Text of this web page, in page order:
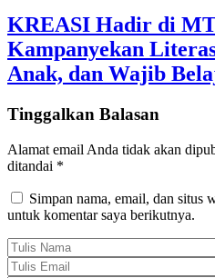
KREASI Hadir di
Kampanyekan
Anak, dan Wajib
Tinggalkan Balasan
Alamat email Anda tidak akan
ditandai *
Simpan nama, email, dan situs
untuk komentar saya berikutnya.